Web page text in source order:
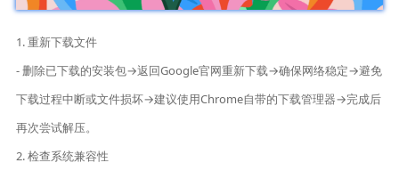
1. 重新下载文件
- 删除已下载的安装包→返回Google官网重新下载→确保网络稳定→避免
下载过程中断或文件损坏→建议使用Chrome自带的下载管理器→完成后
再次尝试解压。
2. 检查系统兼容性